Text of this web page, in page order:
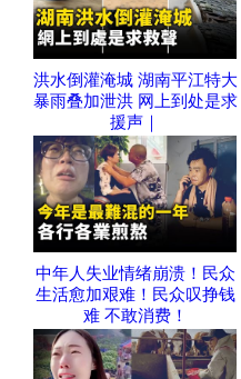
洪水倒灌淹城 湖南平江特大
暴雨叠加泄洪 网上到处是求
援声｜
中年人失业情绪崩溃！民众
生活愈加艰难！民众叹挣钱
难 不敢消费！